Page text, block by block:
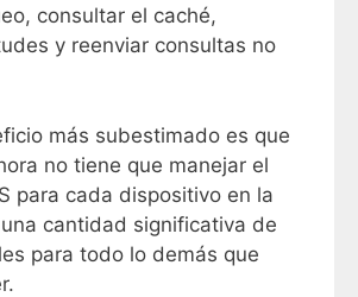
consultar el caché,
y reenviar consultas no
más subestimado es que
no tiene que manejar el
para cada dispositivo en la
cantidad significativa de
para todo lo demás que